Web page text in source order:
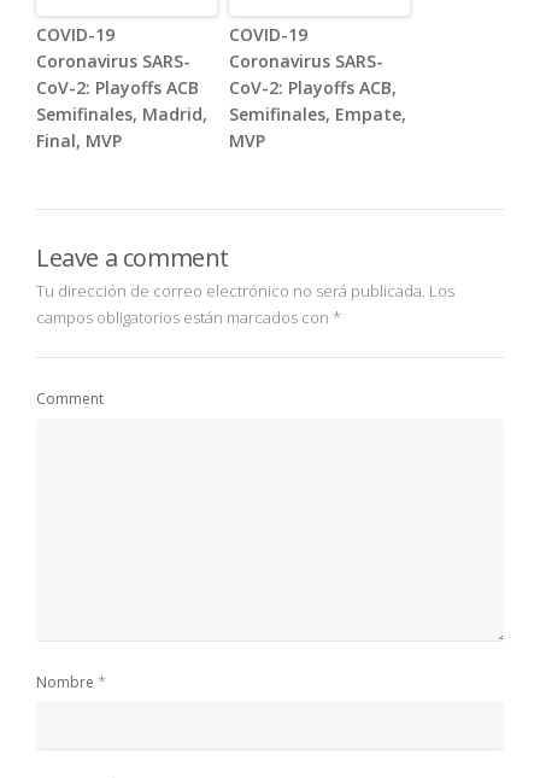
COVID-19
Coronavirus SARS-
CoV-2: Playoffs ACB
Semifinales, Madrid,
Final, MVP
COVID-19
Coronavirus SARS-
CoV-2: Playoffs ACB,
Semifinales, Empate,
MVP
Leave a comment
Tu dirección de correo electrónico no será publicada. Los
campos obligatorios están marcados con *
Comment
Nombre *